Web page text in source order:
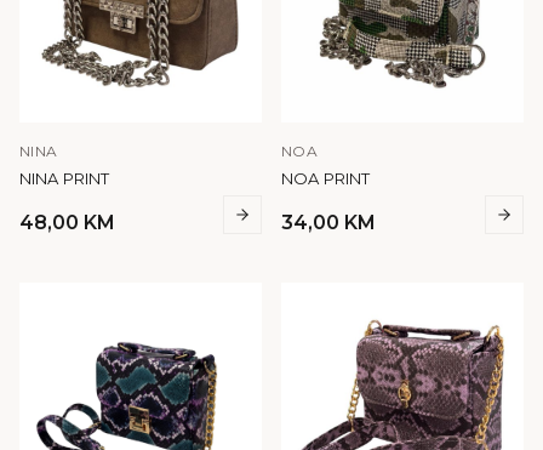
NINA
NINA PRINT
48,00 KM
NOA
NOA PRINT
34,00 KM